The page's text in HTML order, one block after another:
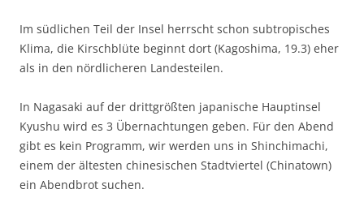
Im südlichen Teil der Insel herrscht schon subtropisches
Klima, die Kirschblüte beginnt dort (Kagoshima, 19.3) eher
als in den nördlicheren Landesteilen.
In Nagasaki auf der drittgrößten japanische Hauptinsel
Kyushu wird es 3 Übernachtungen geben. Für den Abend
gibt es kein Programm, wir werden uns in Shinchimachi,
einem der ältesten chinesischen Stadtviertel (Chinatown)
ein Abendbrot suchen.